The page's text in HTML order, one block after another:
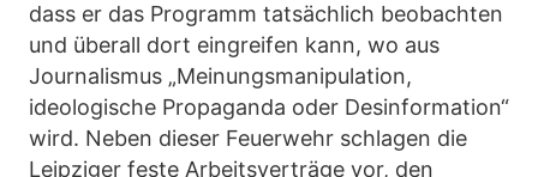
dass er das Programm tatsächlich beobachten
und überall dort eingreifen kann, wo aus
Journalismus „Meinungsmanipulation,
ideologische Propaganda oder Desinformation“
wird. Neben dieser Feuerwehr schlagen die
Leipziger feste Arbeitsverträge vor, den